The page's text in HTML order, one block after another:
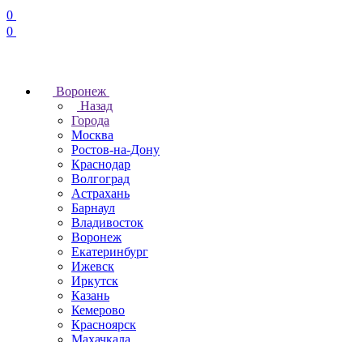
0
0
Воронеж
Назад
Города
Москва
Ростов-на-Дону
Краснодар
Волгоград
Астрахань
Барнаул
Владивосток
Воронеж
Екатеринбург
Ижевск
Иркутск
Казань
Кемерово
Красноярск
Махачкала